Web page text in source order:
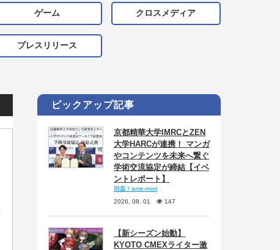
ゲーム クロスメディア
プレスリリース
ピックアップ記事
京都精華大学IMRCとZEN
大学HARCが連携！ マンガ
やコンテンツを未来へ繋ぐ
学術交流協定が締結【イベ
ントレポート】
雨森 / ame-mori
2026. 08. 01
147
【新シーズン始動】
KYOTO CMEXライター激